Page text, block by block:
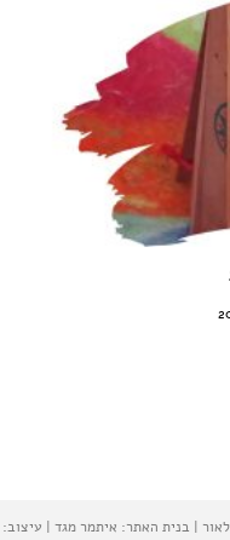
| בנית האתר: איתמר מגד | עיצוב: